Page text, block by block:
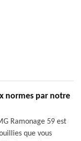
normes par notre
Ramonage 59 est
que vous